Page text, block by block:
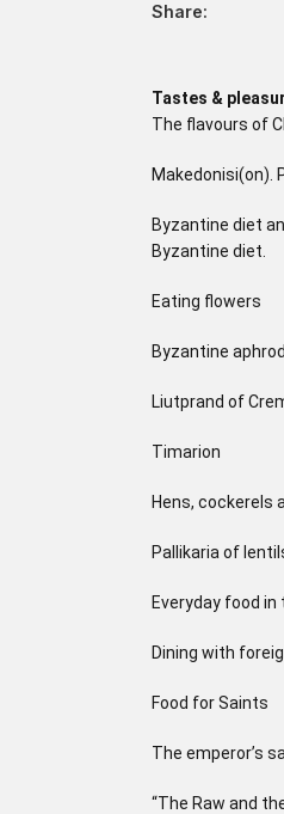
Share:
Tastes &
The flavours of
Makedonisi(on).
Byzantine diet
Byzantine diet.
Eating flowers
Byzantine
Liutprand of
Timarion
Hens, cockerels
Pallikaria of
Everyday food
Dining with
Food for Saints
The emperor’s
“The Raw and